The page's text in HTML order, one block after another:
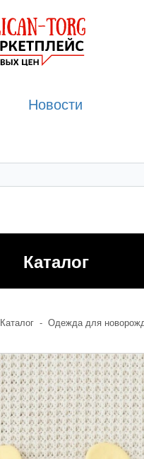
Новости
Каталог
Каталог - Одежда для